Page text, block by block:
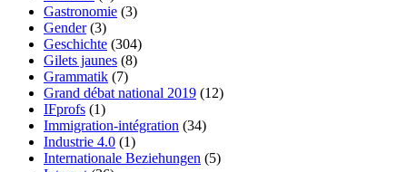
Gastronomie (3)
Gender(3)
Geschichte (304)
Gilets jaunes (8)
Grammatik (7)
Grand débat national 2019 (12)
IFprofs (1)
Immigration-intégration (34)
Industrie 4.0 (1)
Internationale Beziehungen (5)